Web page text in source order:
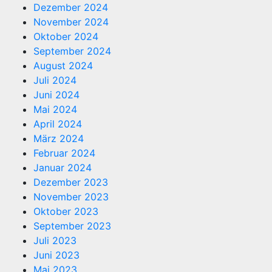
Dezember 2024
November 2024
Oktober 2024
September 2024
August 2024
Juli 2024
Juni 2024
Mai 2024
April 2024
März 2024
Februar 2024
Januar 2024
Dezember 2023
November 2023
Oktober 2023
September 2023
Juli 2023
Juni 2023
Mai 2023